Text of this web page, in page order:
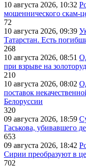
10 августа 2026, 10:32
мошеннического скам-
72
10 августа 2026, 09:39
Татарстан. Есть
268
10 августа 2026, 08:51
при взрыве на
210
10 августа 2026, 08:02
поставок
Белоруссии
320
09 августа 2026, 18:59
Гаськова, убивавшего
653
09 августа 2026, 18:42
Сирии преобразуют в
702